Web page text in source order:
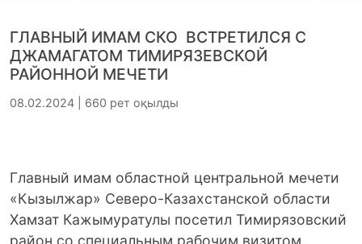
ГЛАВНЫЙ ИМАМ СКО ВСТРЕТИЛСЯ С
ДЖАМАГАТОМ ТИМИРЯЗЕВСКОЙ
РАЙОННОЙ МЕЧЕТИ
08.02.2024 | 660 рет оқылды
Главный имам областной центральной мечети
«Кызылжар» Северо-Казахстанской области
Хамзат Кажымуратулы посетил Тимирязовский
район со специальным рабочим визитом.